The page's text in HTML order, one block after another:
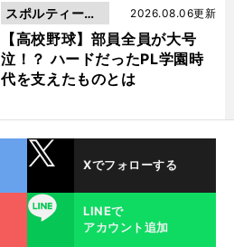
【高校野球】部員全員が大号
泣！？ ハードだったPL学園時
代を支えたものとは
2026.08.06更新
スポルティーバ
動画
Xでフォローする
LINE
LINEで
アカウント追加